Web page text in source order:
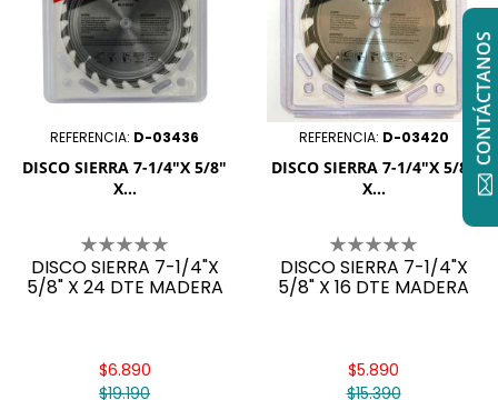
REFERENCIA: D-03436
DISCO SIERRA 7-1/4"X 5/8"
X...
DISCO SIERRA 7-1/4"X
5/8" X 24 DTE MADERA
$19.190
$6.890
REFERENCIA: D-03420
DISCO SIERRA 7-1/4"X 5/8"
X...
DISCO SIERRA 7-1/4"X
5/8" X 16 DTE MADERA
$15.390
$5.890
CONTÁCTANOS